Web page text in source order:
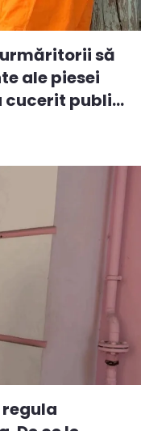
să
ale piesei
cucerit publi...